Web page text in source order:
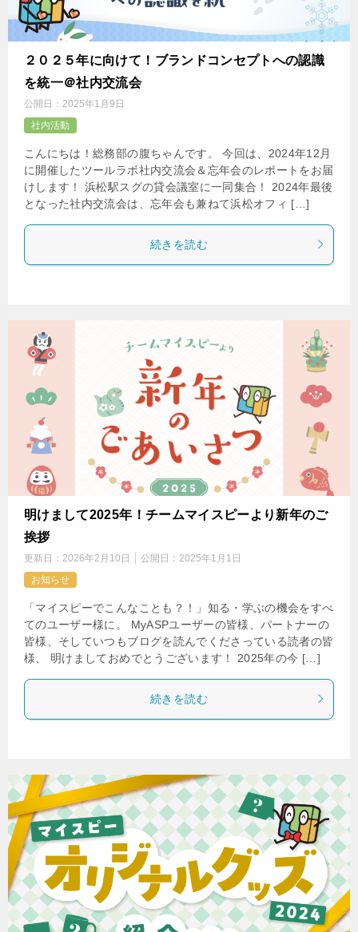
２０２５年に向けて！ブランドコンセプトへの認識
を統一＠社内交流会
公開日： 2025年1月9日
社内活動
こんにちは！総務部の腹ちゃんです。 今回は、2024年12月
に開催したツールラボ社内交流会＆忘年会のレポートをお届
けします！ 浜松駅スグの貸会議室に一同集合！ 2024年最後
となった社内交流会は、忘年会も兼ねて浜松オフィ […]
続きを読む
明けまして2025年！チームマイスピーより新年のご
挨拶
更新日： 2026年2月10日 公開日： 2025年1月1日
お知らせ
「マイスピーでこんなことも？！」知る・学ぶの機会をすべ
てのユーザー様に。 MyASPユーザーの皆様、パートナーの
皆様、そしていつもブログを読んでくださっている読者の皆
様、 明けましておめでとうございます！ 2025年の今 […]
続きを読む